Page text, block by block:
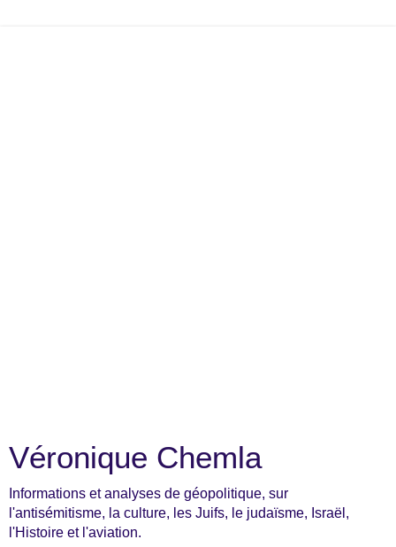
Véronique Chemla
Informations et analyses de géopolitique, sur
l'antisémitisme, la culture, les Juifs, le judaïsme, Israël,
l'Histoire et l'aviation.